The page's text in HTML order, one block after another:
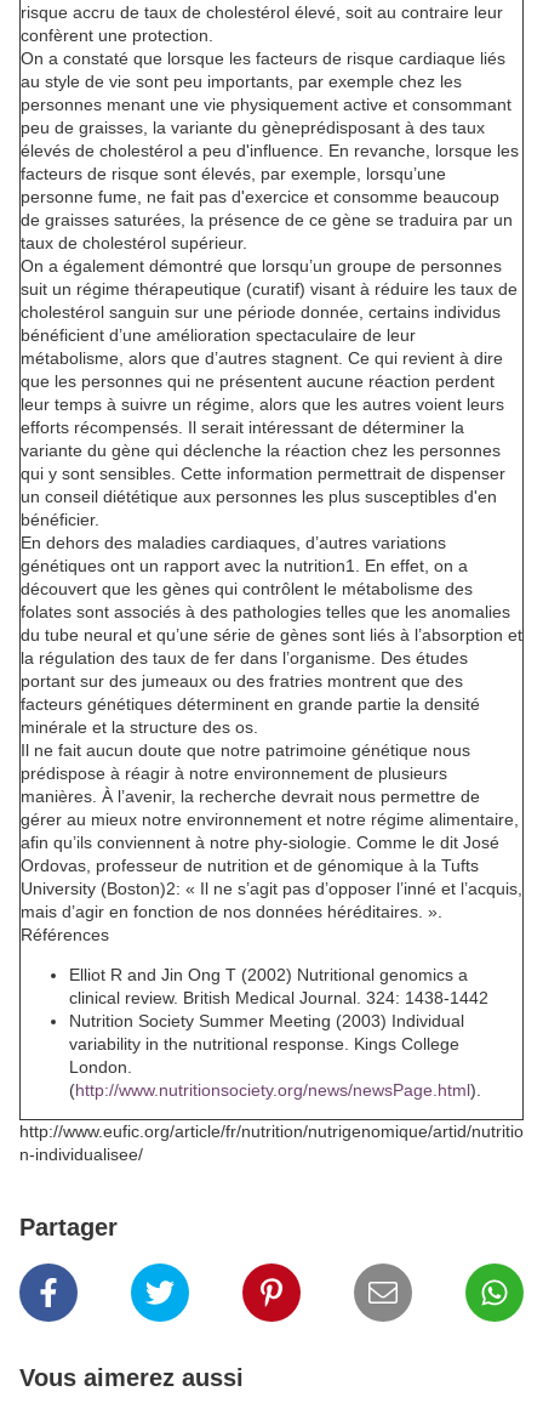
risque accru de taux de cholestérol élevé, soit au contraire leur
confèrent une protection.
On a constaté que lorsque les facteurs de risque cardiaque liés
au style de vie sont peu importants, par exemple chez les
personnes menant une vie physiquement active et consommant
peu de graisses, la variante du gèneprédisposant à des taux
élevés de cholestérol a peu d'influence. En revanche, lorsque les
facteurs de risque sont élevés, par exemple, lorsqu’une
personne fume, ne fait pas d'exercice et consomme beaucoup
de graisses saturées, la présence de ce gène se traduira par un
taux de cholestérol supérieur.
On a également démontré que lorsqu’un groupe de personnes
suit un régime thérapeutique (curatif) visant à réduire les taux de
cholestérol sanguin sur une période donnée, certains individus
bénéficient d’une amélioration spectaculaire de leur
métabolisme, alors que d’autres stagnent. Ce qui revient à dire
que les personnes qui ne présentent aucune réaction perdent
leur temps à suivre un régime, alors que les autres voient leurs
efforts récompensés. Il serait intéressant de déterminer la
variante du gène qui déclenche la réaction chez les personnes
qui y sont sensibles. Cette information permettrait de dispenser
un conseil diététique aux personnes les plus susceptibles d'en
bénéficier.
En dehors des maladies cardiaques, d’autres variations
génétiques ont un rapport avec la nutrition1. En effet, on a
découvert que les gènes qui contrôlent le métabolisme des
folates sont associés à des pathologies telles que les anomalies
du tube neural et qu’une série de gènes sont liés à l’absorption et
la régulation des taux de fer dans l’organisme. Des études
portant sur des jumeaux ou des fratries montrent que des
facteurs génétiques déterminent en grande partie la densité
minérale et la structure des os.
Il ne fait aucun doute que notre patrimoine génétique nous
prédispose à réagir à notre environnement de plusieurs
manières. À l’avenir, la recherche devrait nous permettre de
gérer au mieux notre environnement et notre régime alimentaire,
afin qu’ils conviennent à notre phy-siologie. Comme le dit José
Ordovas, professeur de nutrition et de génomique à la Tufts
University (Boston)2: « Il ne s’agit pas d’opposer l’inné et l’acquis,
mais d’agir en fonction de nos données héréditaires. ».
Références
Elliot R and Jin Ong T (2002) Nutritional genomics a
clinical review. British Medical Journal. 324: 1438-1442
Nutrition Society Summer Meeting (2003) Individual
variability in the nutritional response. Kings College
London.
(http://www.nutritionsociety.org/news/newsPage.html).
http://www.eufic.org/article/fr/nutrition/nutrigenomique/artid/nutritio
n-individualisee/
Partager
Vous aimerez aussi